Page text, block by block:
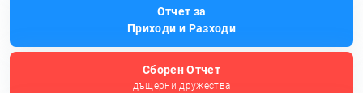
Отчет за
Приходи и Разходи
Сборен Отчет
дъщерни дружества